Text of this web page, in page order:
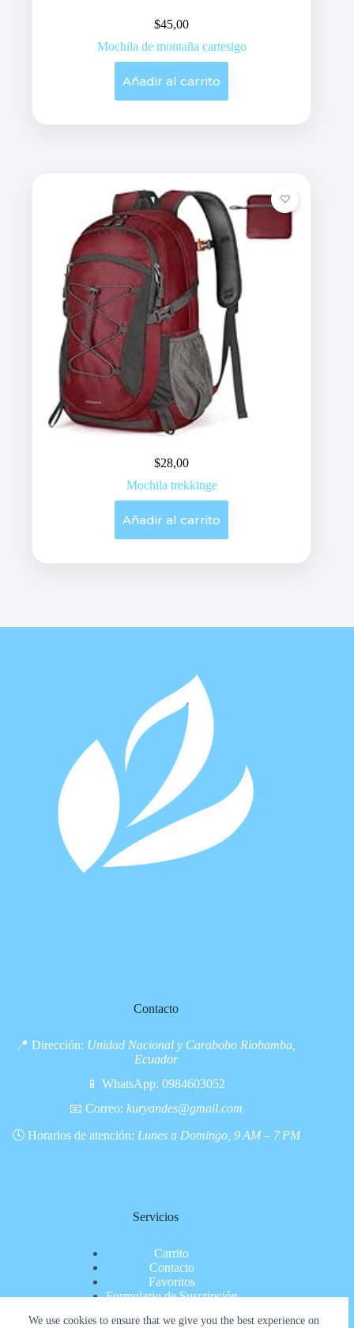
We use cookies to ensure that we give you the best experience on
$45,00
Mochila de montaña cartesigo
Añadir al carrito
$28,00
Mochila trekkinge
Añadir al carrito
Contacto
📍 Dirección: Unidad Nacional y Carabobo Riobamba,
Ecuador
📱 WhatsApp:0984603052
📧 Correo: kuryandes@gmail.com
🕓 Horarios de atención: Lunes a Domingo, 9 AM – 7 PM
Servicios
Carrito
Contacto
Favoritos
Formulario de Suscripción
Nosotros